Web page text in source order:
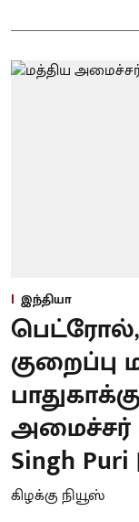
இந்தியா
பெட்ரோல்,
அமைச்சர்
Singh Puri
கிழக்கு நியூஸ்